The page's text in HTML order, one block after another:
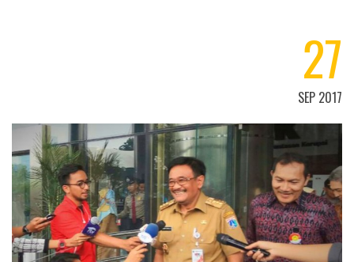
27
SEP 2017